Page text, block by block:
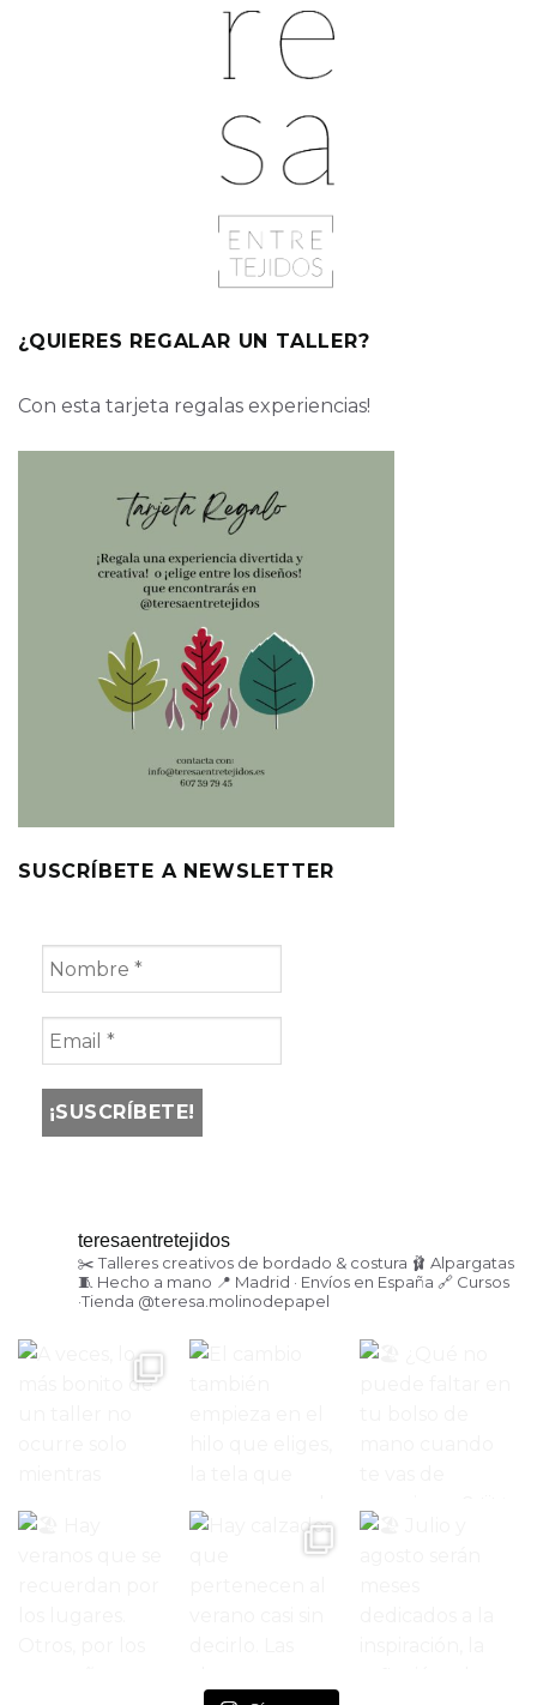
¿QUIERES REGALAR UN TALLER?
Con esta tarjeta regalas experiencias!
SUSCRÍBETE A NEWSLETTER
teresaentretejidos
✂️ Talleres creativos de bordado & costura 🩰 Alpargatas
🧵 Hecho a mano 📍 Madrid · Envíos en España 🔗 Cursos
·Tienda @teresa.molinodepapel